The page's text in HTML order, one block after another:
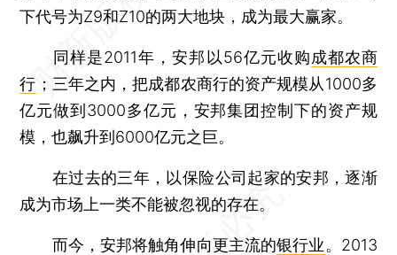
下代号为Z9和Z10的两大地块，成为最大赢家。
同样是2011年，安邦以56亿元收购成都农商
行 ；三年之内，把成都农商行的资产规模从1000多
亿元做到3000多亿元，安邦集团控制下的资产规
模，也飙升到6000亿元之巨。
在过去的三年，以保险公司起家的安邦，逐渐
成为市场上一类不能被忽视的存在。
而今，安邦将触角伸向更主流的银行业。2013